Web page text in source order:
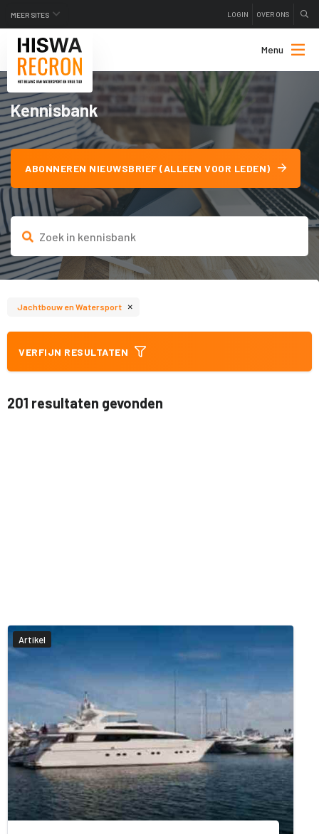
MEER SITES LOGIN OVER ONS
Menu
Kennisbank
ABONNEREN NIEUWSBRIEF (ALLEEN VOOR LEDEN)
Jachtbouw en Watersport ×
VERFIJN RESULTATEN
201 resultaten gevonden
Artikel